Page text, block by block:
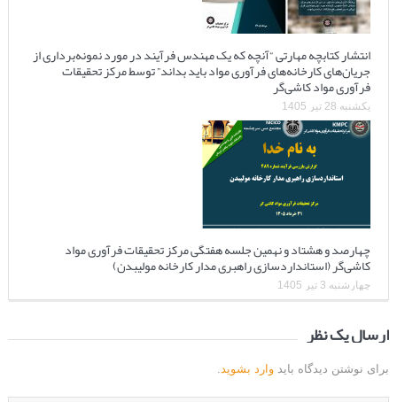
انتشار کتابچه مهارتی “آنچه که یک مهندس فرآیند در مورد نمونه‌برداری از
جریان‌های کارخانه‌های فرآوری مواد باید بداند” توسط مرکز تحقیقات
فرآوری مواد کاشی‌گر
یکشنبه 28 تیر 1405
چهارصد و هشتاد و نهمین جلسه هفتگی مرکز تحقیقات فرآوری مواد
کاشی‌گر (استانداردسازی راهبری مدار کارخانه مولیبدن)
چهارشنبه 3 تیر 1405
ارسال یک نظر
برای نوشتن دیدگاه باید وارد بشوید